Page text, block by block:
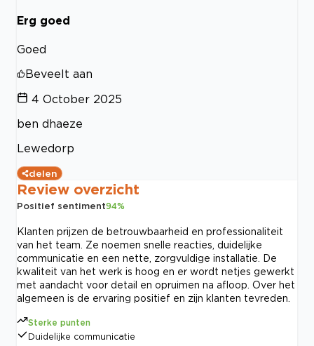
Erg goed
Goed
Beveelt aan
4 October 2025
ben dhaeze
Lewedorp
delen
Review overzicht
Positief sentiment94%
Klanten prijzen de betrouwbaarheid en professionaliteit
van het team. Ze noemen snelle reacties, duidelijke
communicatie en een nette, zorgvuldige installatie. De
kwaliteit van het werk is hoog en er wordt netjes gewerkt
met aandacht voor detail en opruimen na afloop. Over het
algemeen is de ervaring positief en zijn klanten tevreden.
Sterke punten
Duidelijke communicatie